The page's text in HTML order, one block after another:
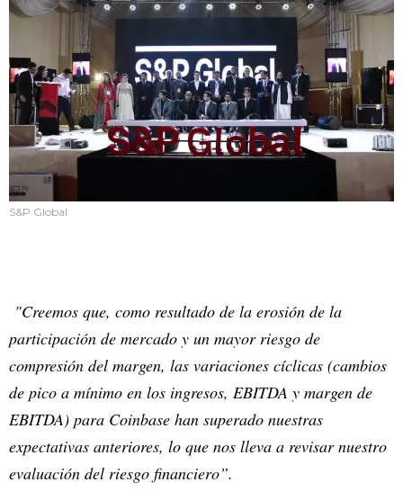
S&P Global
"Creemos que, como resultado de la erosión de la
participación de mercado y un mayor riesgo de
compresión del margen, las variaciones cíclicas (cambios
de pico a mínimo en los ingresos, EBITDA y margen de
EBITDA) para Coinbase han superado nuestras
expectativas anteriores, lo que nos lleva a revisar nuestro
evaluación del riesgo financiero”.